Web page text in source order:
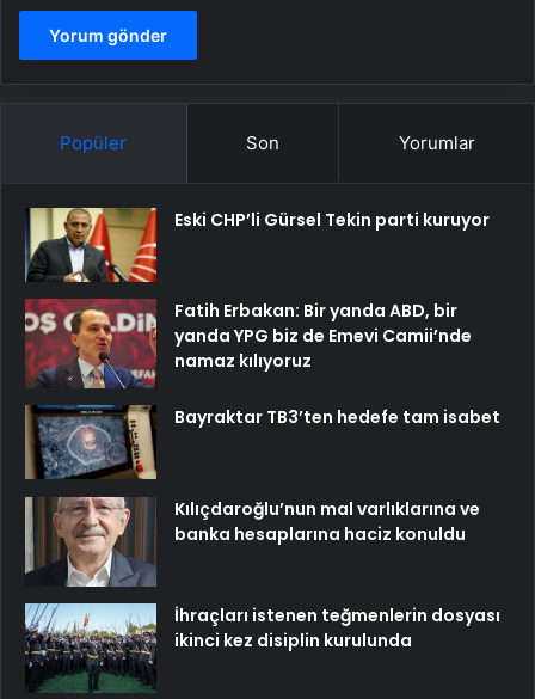
Popüler Son Yorumlar
Eski CHP’li Gürsel Tekin parti kuruyor
Fatih Erbakan: Bir yanda ABD, bir
yanda YPG biz de Emevi Camii’nde
namaz kılıyoruz
Bayraktar TB3’ten hedefe tam isabet
Kılıçdaroğlu’nun mal varlıklarına ve
banka hesaplarına haciz konuldu
İhraçları istenen teğmenlerin dosyası
ikinci kez disiplin kurulunda